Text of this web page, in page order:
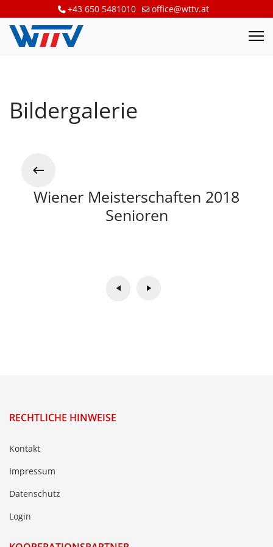
+43 650 5481010 office@wttv.at
Bildergalerie
Wiener Meisterschaften 2018
Senioren
RECHTLICHE HINWEISE
Kontakt
Impressum
Datenschutz
Login